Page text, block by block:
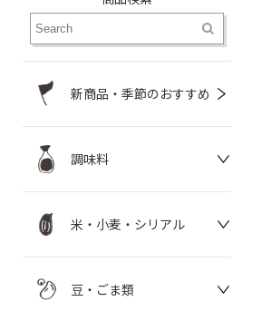
新商品・季節のおすすめ
調味料
米・小麦・シリアル
豆・ごま類